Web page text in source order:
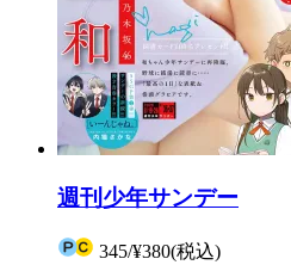
週刊少年サンデー
345/¥380(税込)